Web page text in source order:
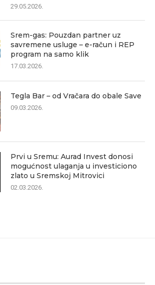
29.05.2026.
Srem-gas: Pouzdan partner uz
savremene usluge – e-račun i REP
program na samo klik
17.03.2026.
Tegla Bar – od Vračara do obale Save
09.03.2026.
Prvi u Sremu: Aurad Invest donosi
mogućnost ulaganja u investiciono
zlato u Sremskoj Mitrovici
02.03.2026.